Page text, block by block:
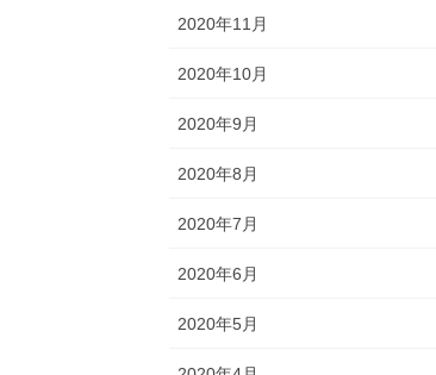
2020年11月
2020年10月
2020年9月
2020年8月
2020年7月
2020年6月
2020年5月